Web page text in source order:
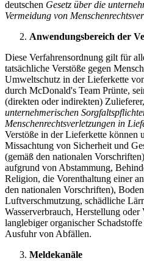
deutschen Gesetz über die
Vermeidung von
Anwendungsbereich der
Diese Verfahrensordnung gilt für
tatsächliche Verstöße gegen
Umweltschutz in der Lieferkette
durch McDonald's Team Prünte,
(direkten oder indirekten)
unternehmerischen
Menschenrechtsverletzungen in
Verstöße in der Lieferkette können
Missachtung von Sicherheit und
(gemäß den nationalen
aufgrund von Abstammung,
Religion, die Vorenthaltung einer
den nationalen Vorschriften),
Luftverschmutzung, schädliche
Wasserverbrauch, Herstellung
langlebiger organischer
Ausfuhr von Abfällen.
Meldekanäle